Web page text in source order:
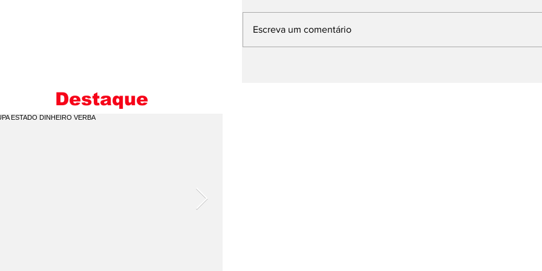
Escreva um comentário
Destaque